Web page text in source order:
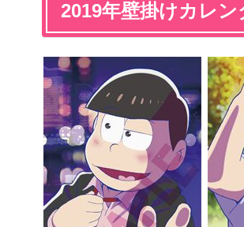
2019年壁掛けカレン